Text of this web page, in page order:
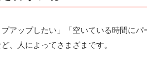
アップしたい」「空いている時間にパ
、人によってさまざまです。